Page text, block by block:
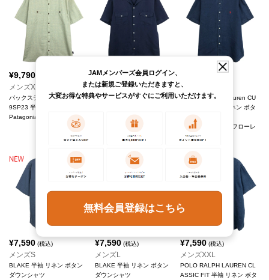
¥9,790
メンズXL
バックステップシャツ 5313
9SP23 半袖 ヘンプシャツ
Patagonia/パタゴニア
¥9,790(税込)
メンズM
Red Fleece 半袖 オープンカ
メンズL
POLO by Ralph Lauren CU
STOM FIT 半袖 リネン ボタ
Ralph Lauren/ラルフローレ
ン
¥7,590 (税込)
メンズS
BLAKE 半袖 リネン ボタン
ダウンシャツ
¥7,590(税込)
メンズL
BLAKE 半袖 リネン ボタン
ダウンシャツ
¥7,590 (税込)
メンズXXL
POLO RALPH LAUREN CL
ASSIC FIT 半袖 リネン ボタ
JAMメンバーズ会員ログイン、
または新規ご登録いただきますと、
大変お得な特典やサービスがすぐにご利用いただけます。
無料会員登録はこちら